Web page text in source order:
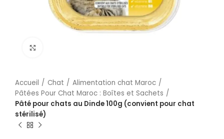
Accueil Chat
Alimentation chat Maroc
Pâtées Pour Chat Maroc : Boîtes et Sachets
Pâté pour chats au Dinde 100g (convient pour chat
stérilisé)